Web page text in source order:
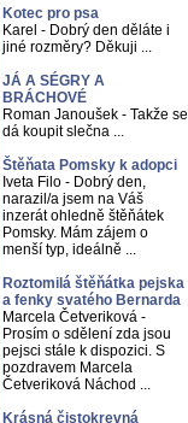
Kotec pro psa
Karel - Dobrý den děláte i
jiné rozměry? Děkuji ...
JÁ A SÉGRY A
BRÁCHOVÉ
Roman Janoušek - Takže se
dá koupit slečna ...
Štěňata Pomsky k adopci
Iveta Filo - Dobrý den,
narazil/a jsem na Váš
inzerát ohledně štěňátek
Pomsky. Mám zájem o
menší typ, ideálně ...
Roztomilá štěňátka pejska
a fenky svatého Bernarda
Marcela Četveriková -
Prosím o sdělení zda jsou
pejsci stále k dispozici. S
pozdravem Marcela
Četveriková Náchod ...
Krásná čistokrevná